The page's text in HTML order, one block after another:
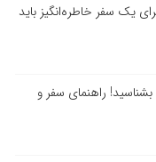
یک سفر خاطره‌انگیز باید
راهنمای سفر و